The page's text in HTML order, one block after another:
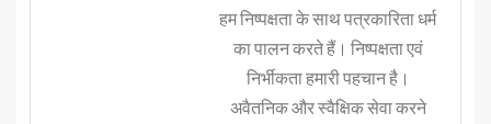
हम निष्पक्षता के साथ पत्रकारिता धर्म
का पालन करते हैं। निष्पक्षता एवं
निर्भीकता हमारी पहचान है।
अवैतनिक और स्वैक्षिक सेवा करने